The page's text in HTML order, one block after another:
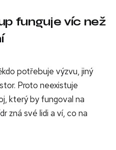
funguje víc než
potřebuje výzvu, jiný
Proto neexistuje
který by fungoval na
zná své lidi a ví, co na